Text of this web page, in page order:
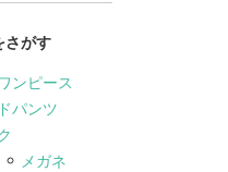
さがす
ンピース
パンツ
メガネ